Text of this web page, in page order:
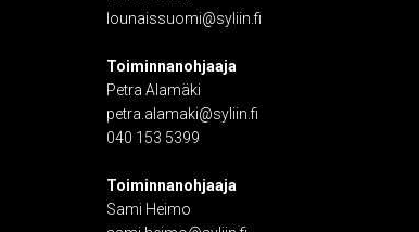
lounaissuomi@syliin.fi
Toiminnanohjaaja
Petra Alamäki
petra.alamaki@syliin.fi
040 153 5399
Toiminnanohjaaja
Sami Heimo